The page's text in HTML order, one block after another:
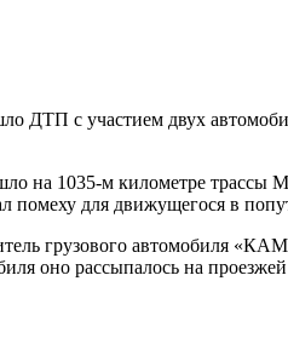
с участием двух
на 1035-м километре трассы
помеху для движущегося в
грузового автомобиля
оно рассыпалось на